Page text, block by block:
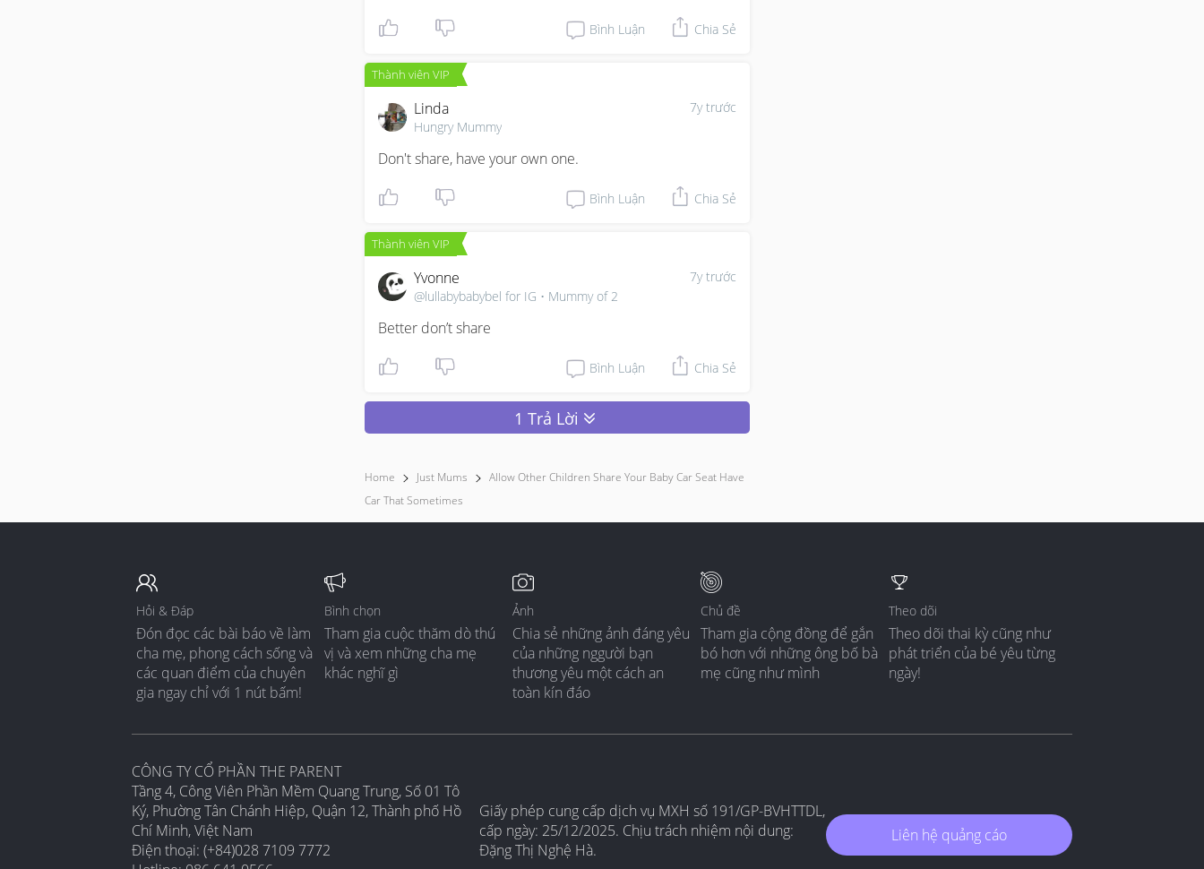
Bình Luận Chia Sẻ
Thành viên VIP
7y trước
Linda
Hungry Mummy
Don't share, have your own one.
Bình Luận Chia Sẻ
Thành viên VIP
7y trước
Yvonne
@lullabybabybel for IG • Mummy of 2
Better don’t share
Bình Luận Chia Sẻ
1 Trả Lời
Home Just Mums
Allow Other Children Share Your Baby Car Seat Have
Car That Sometimes
Hỏi & Đáp
Đón đọc các bài báo về làm
cha mẹ, phong cách sống và
các quan điểm của chuyên
gia ngay chỉ với 1 nút bấm!
Bình chọn
Tham gia cuộc thăm dò thú
vị và xem những cha mẹ
khác nghĩ gì
Ảnh
Chia sẻ những ảnh đáng yêu
của những nggười bạn
thương yêu một cách an
toàn kín đáo
Chủ đề
Tham gia cộng đồng để gắn
bó hơn với những ông bố bà
mẹ cũng như mình
Theo dõi
Theo dõi thai kỳ cũng như
phát triển của bé yêu từng
ngày!
CÔNG TY CỔ PHẦN THE PARENT
Tầng 4, Công Viên Phần Mềm Quang Trung, Số 01 Tô
Ký, Phường Tân Chánh Hiệp, Quận 12, Thành phố Hồ
Chí Minh, Việt Nam
Điện thoại: (+84)028 7109 7772
Giấy phép cung cấp dịch vụ MXH số 191/GP-BVHTTDL,
cấp ngày: 25/12/2025. Chịu trách nhiệm nội dung:
Đặng Thị Nghệ Hà.
Liên hệ quảng cáo